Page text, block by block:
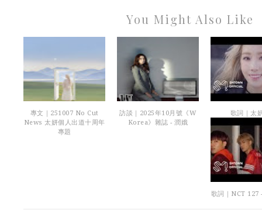
You Might Also Like
專文｜251007 No Cut
News 太妍個人出道十周年
專題
訪談｜2025年10月號《W
Korea》雜誌 - 潤娥
歌詞｜太
歌詞｜NCT 127